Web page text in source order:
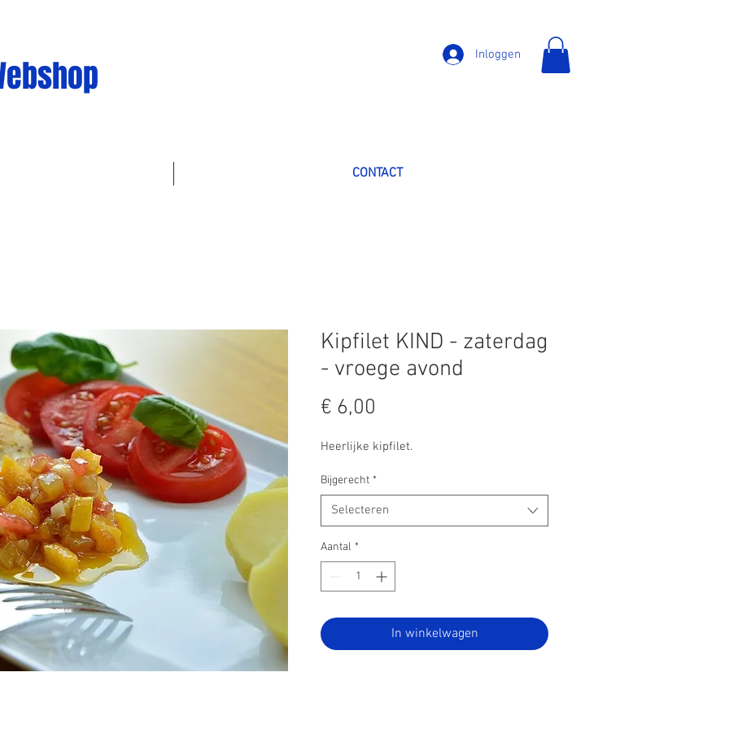
Inloggen
CONTACT
Kipfilet KIND - zaterdag
- vroege avond
€ 6,00
Heerlijke kipfilet.
Bijgerecht *
Selecteren
Aantal *
In winkelwagen